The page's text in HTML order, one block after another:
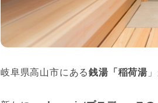
岐阜県高山市にある銭湯「稲荷湯